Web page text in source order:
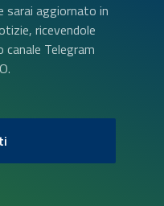
sarai aggiornato in
ricevendole
Telegram